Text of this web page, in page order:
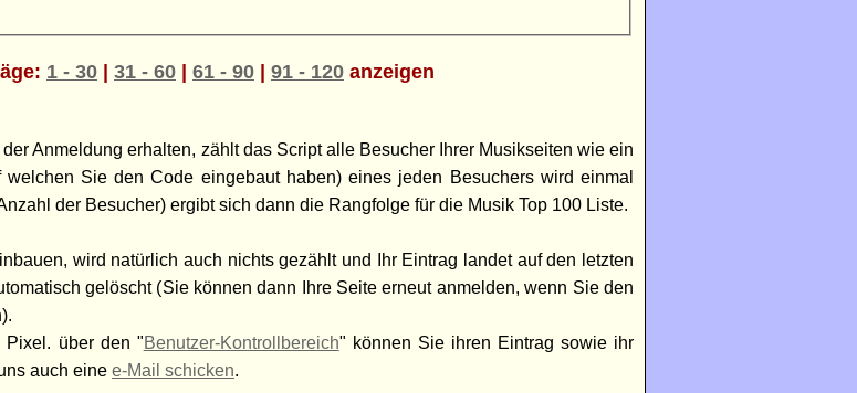
1 - 30 | 31 - 60 | 61 - 90 | 91 - 120 anzeigen
Anmeldung erhalten, zählt das Script alle Besucher Ihrer Musikseiten wie ein
Sie den Code eingebaut haben) eines jeden Besuchers wird einmal
der Besucher) ergibt sich dann die Rangfolge für die Musik Top 100 Liste.
wird natürlich auch nichts gezählt und Ihr Eintrag landet auf den letzten
gelöscht (Sie können dann Ihre Seite erneut anmelden, wenn Sie den
Pixel. über den "Benutzer-Kontrollbereich" können Sie ihren Eintrag sowie ihr
auch eine e-Mail schicken.